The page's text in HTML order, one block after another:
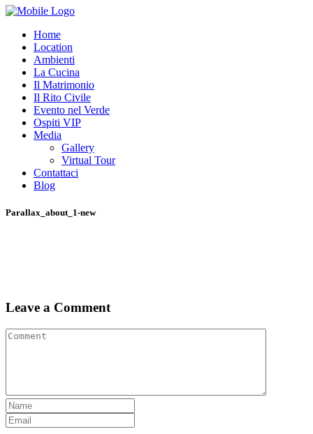
Home
Location
Ambienti
La Cucina
Il Matrimonio
Il Rito Civile
Evento nel Verde
Ospiti VIP
Media
Gallery
Virtual Tour
Contattaci
Blog
Parallax_about_1-new
Leave a Comment